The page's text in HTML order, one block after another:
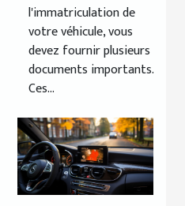
ma carte
grise ?
l'immatriculation de
votre véhicule, vous
devez fournir plusieurs
documents importants.
Ces...